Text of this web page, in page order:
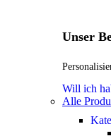
Unser
Will ich
Alle